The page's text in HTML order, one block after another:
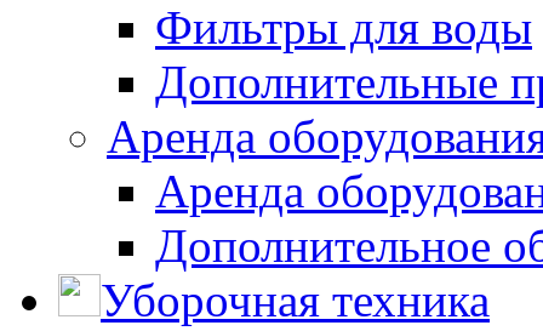
Фильтры для воды
Дополнительные
Аренда
Аренда
Дополнительное
Уборочная техника